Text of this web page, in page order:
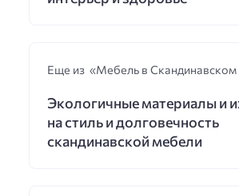
Еще из «Мебель в Скандинавском
Экологичные материалы и
на стиль и долговечность
скандинавской мебели